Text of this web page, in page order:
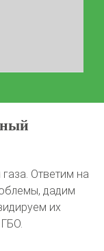
дадим
их